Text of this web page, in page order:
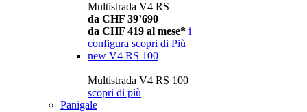
Multistrada V4 RS
da CHF 39’690
da CHF 419 al mese* i
configura scopri di Più
new V4 RS 100
Multistrada V4 RS 100
scopri di più
Panigale